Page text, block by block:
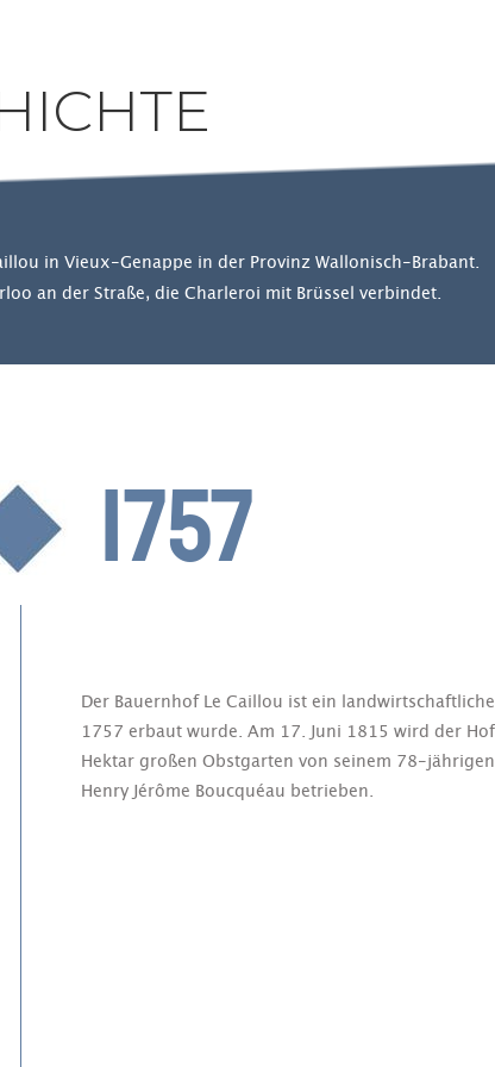
in Vieux-Genappe in der Provinz Wallonisch-Brabant.
an der Straße, die Charleroi mit Brüssel verbindet.
1757
Der Bauernhof Le Caillou ist ein
1757 erbaut wurde. Am 17. Juni 1815 wird der
Hektar großen Obstgarten von seinem 78-
Henry Jérôme Boucquéau betrieben.